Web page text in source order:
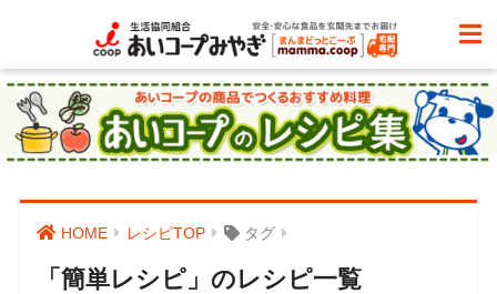
HOME レシピTOP タグ
「簡単レシピ」のレシピ一覧